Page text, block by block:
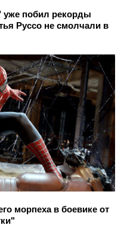
побил рекорды
Руссо не смолчали в
морпеха в боевике от